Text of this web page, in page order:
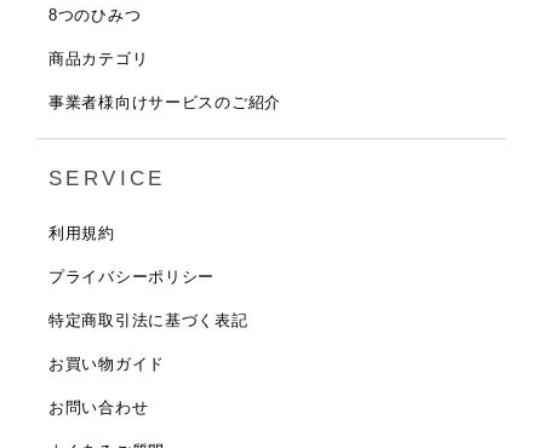
8つのひみつ
商品カテゴリ
事業者様向けサービスのご紹介
SERVICE
利用規約
プライバシーポリシー
特定商取引法に基づく表記
お買い物ガイド
お問い合わせ